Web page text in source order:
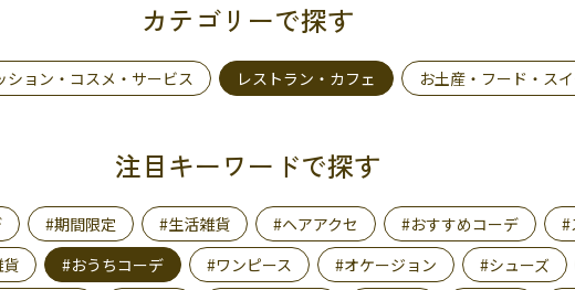
カテゴリーで探す
ション・コスメ・サービス レストラン・カフェ お土産・フード・ス
注目キーワードで探す
#期間限定 #生活雑貨 #ヘアアクセ #おすすめコーデ #
#おうちコーデ #ワンピース #オケージョン #シューズ